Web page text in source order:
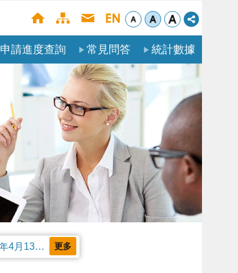
申請進度查詢 常見問答 統計數據
公告本部受理聘僱外國人申請案審核天數及親自領件相關事項，並自中華民國115年4月13日生效。 更多